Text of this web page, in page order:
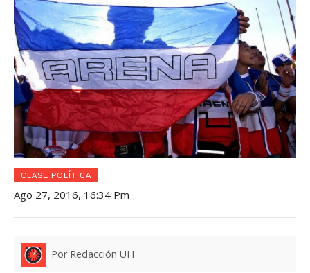
CLASE POLÍTICA
Ago 27, 2016, 16:34 Pm
Por Redacción UH